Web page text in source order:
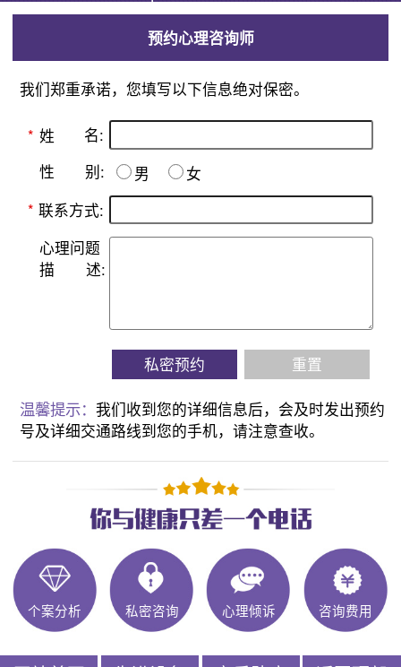
预约心理咨询师
我们郑重承诺，您填写以下信息绝对保密。
* 姓 名:
性 别: 男
女
* 联系方式:
心理问题
描
述:
私密预约 重置
温馨提示：我们收到您的详细信息后，会及时发出预约
号及详细交通路线到您的手机，请注意查收。
个案分析 私密咨询 心理倾诉 咨询费用